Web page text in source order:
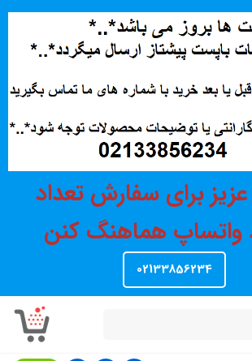
برای سفارش تعداد
واتساپ هماهنگ کنن
02133856234